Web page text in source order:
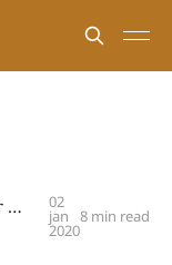
Ivar Goksøyr: "På många sätt är MDMA den perfekta terapikatalysatorn" 02
jan
2020
8 min read